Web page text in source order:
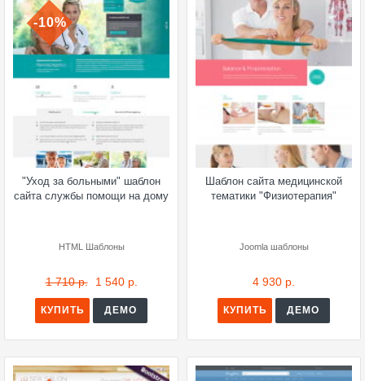
-10%
"Уход за больными" шаблон
сайта службы помощи на дому
HTML Шаблоны
1 710 р. 1 540 р.
КУПИТЬ ДЕМО
Шаблон сайта медицинской
тематики "Физиотерапия"
Joomla шаблоны
4 930 р.
КУПИТЬ ДЕМО